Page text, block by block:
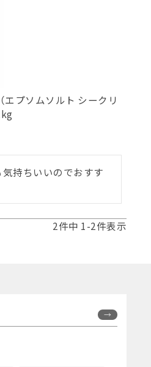
プソムソルト シークリ
持ちいいのでおすす
2件中 1-2件表示